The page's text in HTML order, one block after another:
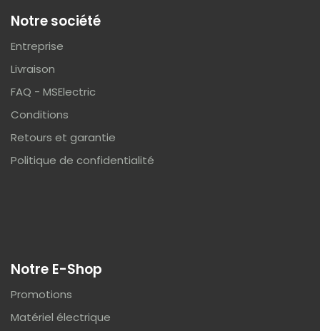
Notre société
Entreprise
Livraison
FAQ - MSElectric
Conditions
Retours et garantie
Politique de confidentialité
Notre E-Shop
Promotions
Matériel électrique